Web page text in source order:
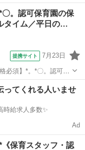
勤可／無料駐車場完
〇。認可保育園の保
タイム／平日の…
提携サイト 7月23日
み／高時給／定員90
ってくれる人いませ
不要！高時給求人多数✨
Ad
《保育スタッフ・認